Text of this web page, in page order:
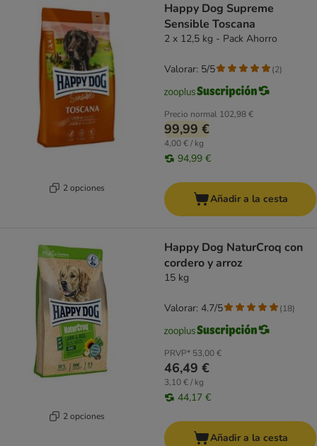
2 opciones
Happy Dog Supreme
Sensible Toscana
2 x 12,5 kg - Pack Ahorro
Precio normal 102,98 €
99,99 €
4,00 € / kg
94,99 €
Valorar: 5/5 (2)
Añadir a la cesta
2 opciones
Happy Dog NaturCroq con
cordero y arroz
15 kg
PRVP* 53,00 €
46,49 €
3,10 € / kg
44,17 €
Valorar: 4.7/5 (18)
Añadir a la cesta